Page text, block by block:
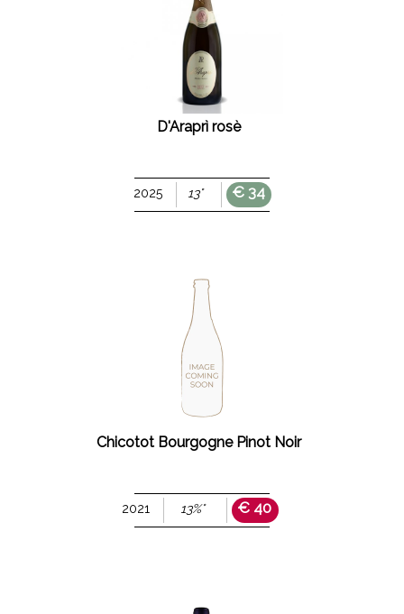
D'Araprì rosè
2025 13° € 34
Chicotot Bourgogne Pinot Noir
2021 13%° € 40